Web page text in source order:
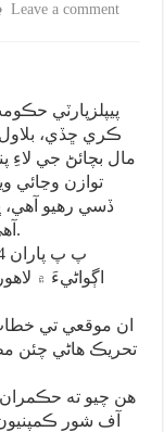
Leave a comment
پيپلزپارٽي
ڪري ڇڏي، بلاول
مال بچائڻ جي لاءِ
توازن وڃائي
ڏسي رهيو آهي،
آهي پر حڪمران ذاتي دوستي نڀائڻ ۾ پورا آهن.
اڳواڻيءَ ۾
ان موقعي تي
تحريڪ هاڻي چئن
هن چيو ته
آف شور ڪمپنيون